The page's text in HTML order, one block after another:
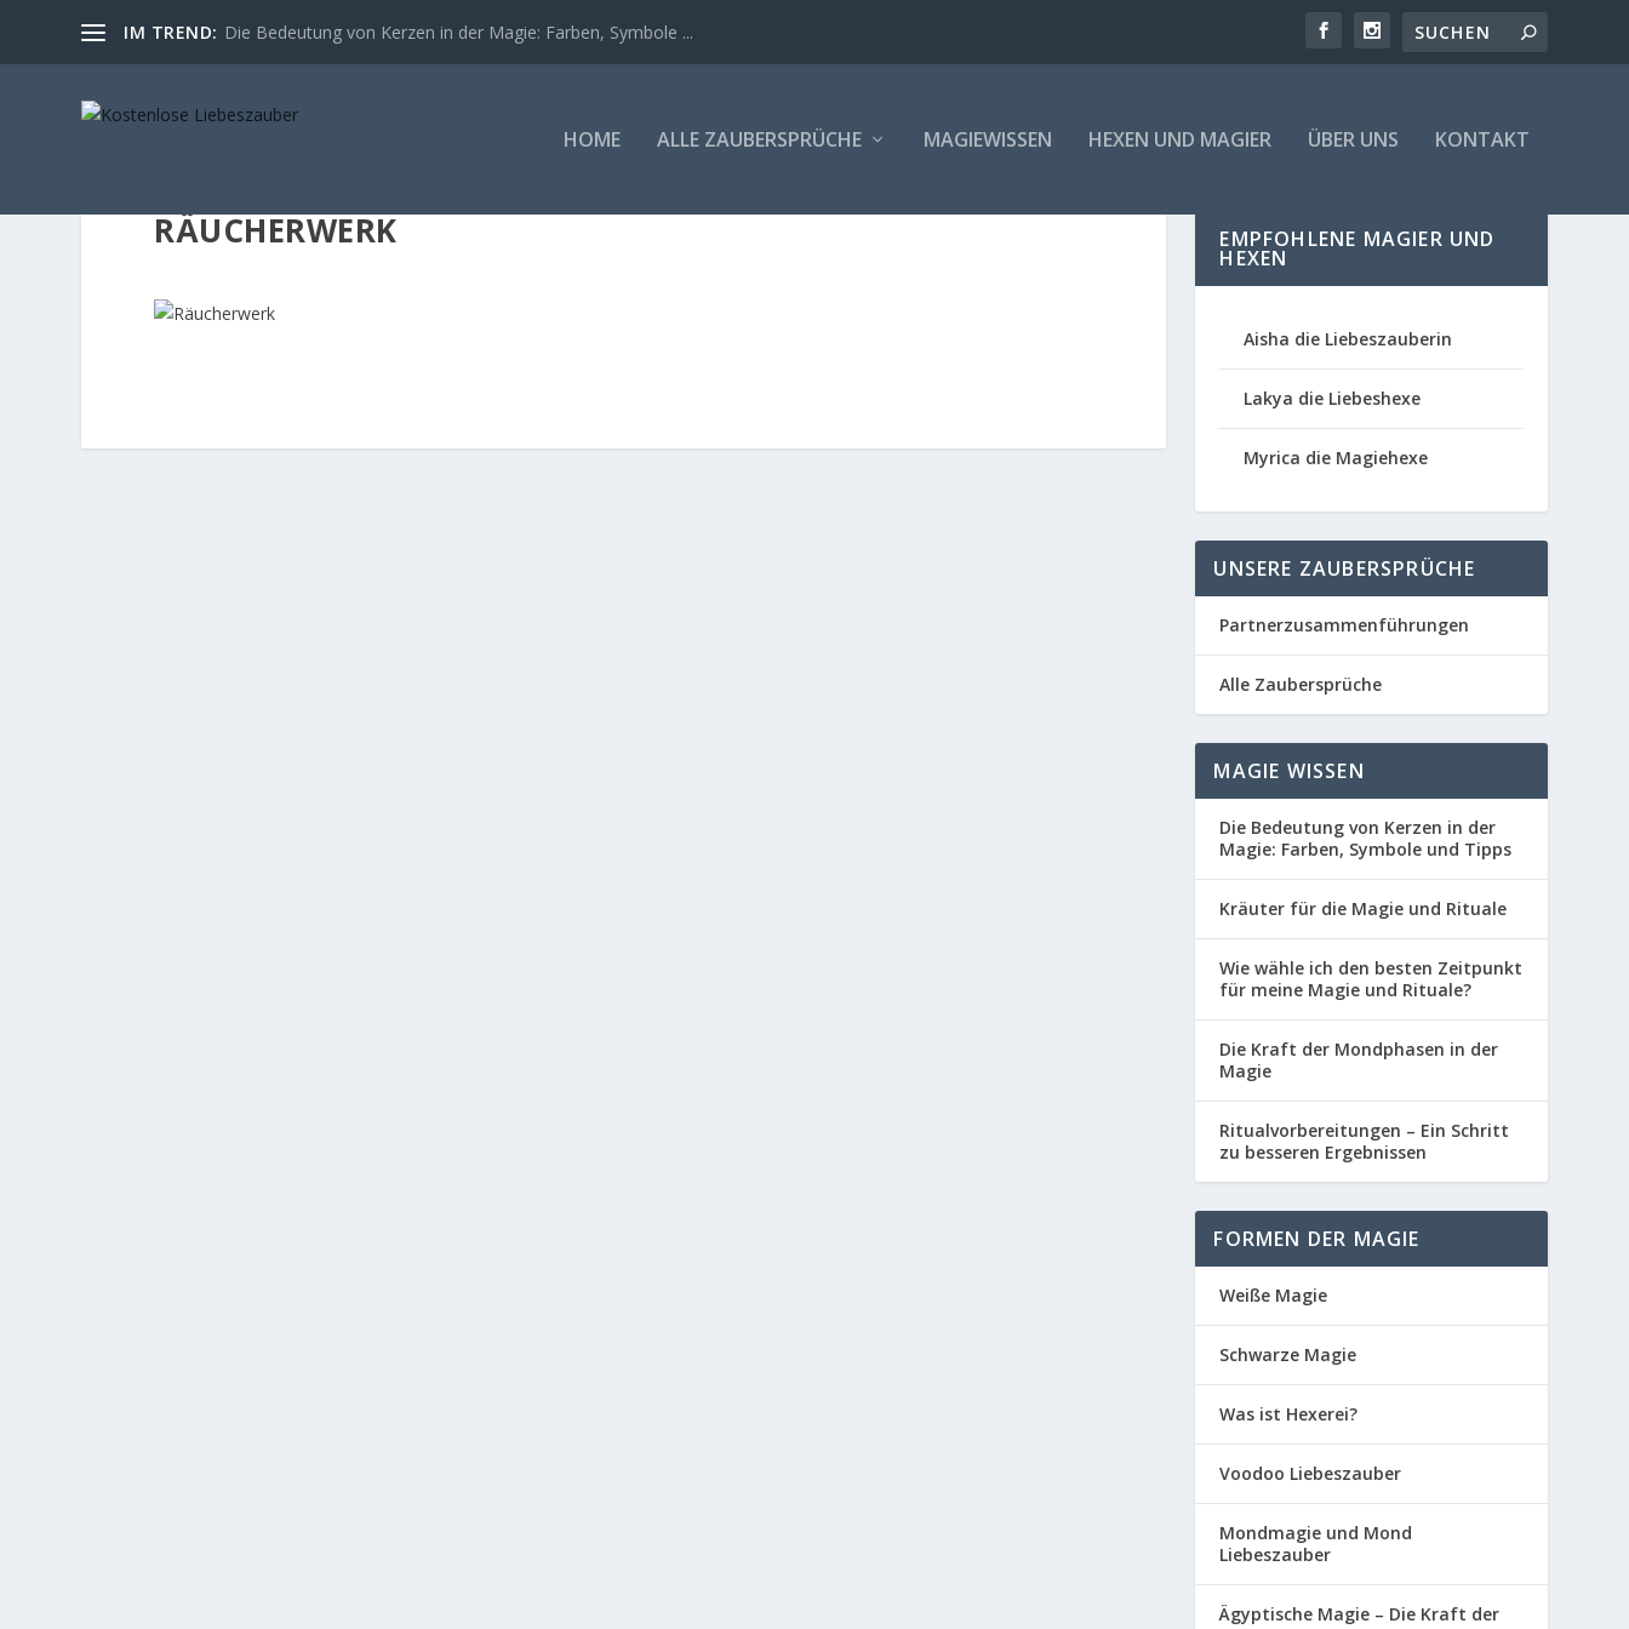
IM TREND: Die Bedeutung von Kerzen in der Magie: Farben, Symbole ...
HOME ALLE ZAUBERSPRÜCHE MAGIEWISSEN HEXEN UND MAGIER ÜBER UNS KONTAKT
RÄUCHERWERK EMPFOHLENE MAGIER UND
HEXEN
Aisha die Liebeszauberin
Lakya die Liebeshexe
Myrica die Magiehexe
UNSERE ZAUBERSPRÜCHE
Partnerzusammenführungen
Alle Zaubersprüche
MAGIE WISSEN
Die Bedeutung von Kerzen in der
Magie: Farben, Symbole und Tipps
Kräuter für die Magie und Rituale
Wie wähle ich den besten Zeitpunkt
für meine Magie und Rituale?
Die Kraft der Mondphasen in der
Magie
Ritualvorbereitungen – Ein Schritt
zu besseren Ergebnissen
FORMEN DER MAGIE
Weiße Magie
Schwarze Magie
Was ist Hexerei?
Voodoo Liebeszauber
Mondmagie und Mond
Liebeszauber
Ägyptische Magie – Die Kraft der